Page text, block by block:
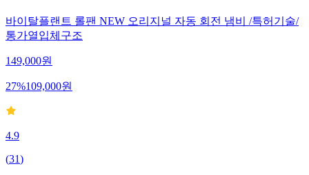
바이탈플랜트 롤팬 NEW 오리지널 자동 회전 냄비 /특허기술/
통가열입체구조
149,000원
27%109,000원
4.9
(31)